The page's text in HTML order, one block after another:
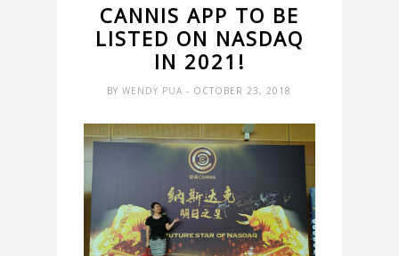
CANNIS APP TO BE
LISTED ON NASDAQ
IN 2021!
BYWENDY PUA- OCTOBER 23, 2018